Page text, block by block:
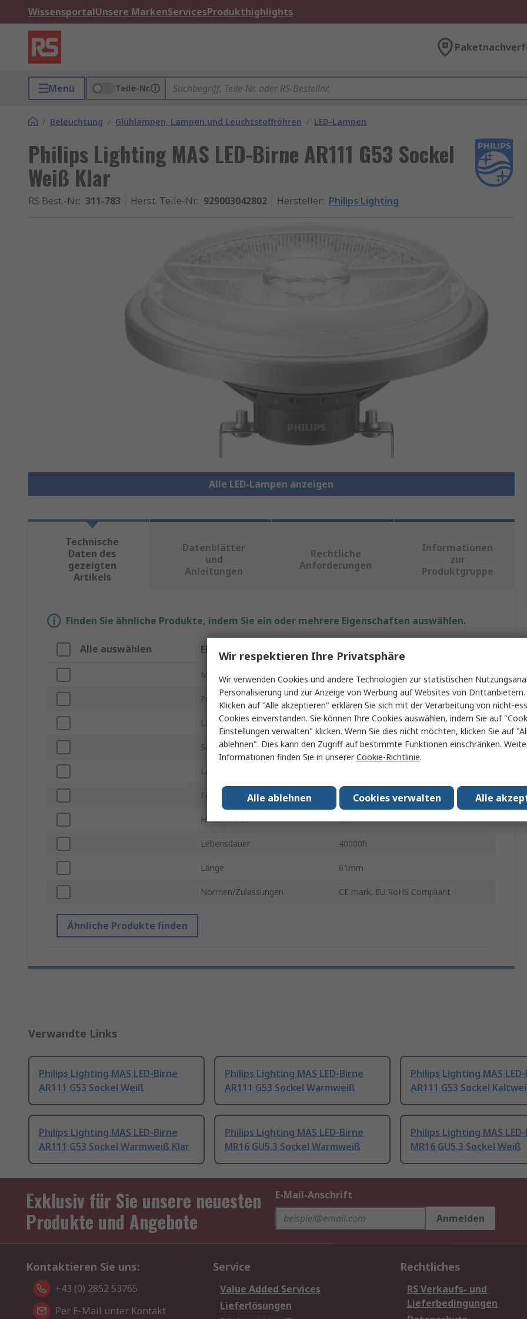
WissensportalUnsere MarkenServicesProdukthighlights
Menü Teile-Nr.
/ Beleuchtung / Glühlampen, Lampen und Leuchtstoffröhren / LED-Lampen
Philips Lighting MAS LED-Birne AR111 G53 Sockel
Weiß Klar
RS Best.-Nr.: 311-783 Herst. Teile-Nr.: 929003042802 Hersteller: Philips Lighting
Alle LED-Lampen anzeigen
Technische
Daten des
gezeigten
Artikels
Datenblätter
und
Anleitungen
Rechtliche
Anforderungen
Informationen
zur
Produktgruppe
Finden Sie ähnliche Produkte, indem Sie ein oder mehrere Eigenschaften auswählen.
Alle auswählen Eigenschaft Wert
Marke Philips Lighting
Produkt Typ LED-Birne
Lampensockel/Fassung G53
Serie MAS
Lampenform
Farbe Weiß
Haubenfarbe Klar
Lebensdauer 40000h
Länge 61mm
Normen/Zulassungen CE mark, EU RoHS Compliant
Ähnliche Produkte finden
Verwandte Links
Philips Lighting MAS LED-Birne
AR111 G53 Sockel Weiß
Philips Lighting MAS LED-Birne
AR111 G53 Sockel Warmweiß
Philips Lighting MAS
AR111 G53 Sockel
Philips Lighting MAS LED-Birne
AR111 G53 Sockel Warmweiß Klar
Philips Lighting MAS LED-Birne
MR16 GU5.3 Sockel Warmweiß
Philips Lighting MAS
MR16 GU5.3 Sockel Weiß
Exklusiv für Sie unsere neuesten
Produkte und Angebote
E-Mail-Anschrift
Anmelden
Kontaktieren Sie uns:
+43 (0) 2852 53765
Per E-Mail unter Kontakt
Service
Value Added Services
Lieferlösungen
Rechtliches
RS Verkaufs- und
Lieferbedingungen
Wir respektieren Ihre Privatsphäre
Wir verwenden Cookies und andere Technologien zur statistischen
Personalisierung und zur Anzeige von Werbung auf Websites von
Klicken auf "Alle akzeptieren" erklären Sie sich mit der Verarbeitung von nicht-
Cookies einverstanden. Sie können Ihre Cookies auswählen, indem Sie auf
Einstellungen verwalten" klicken. Wenn Sie dies nicht möchten, klicken Sie auf
ablehnen". Dies kann den Zugriff auf bestimmte Funktionen einschränken.
Informationen finden Sie in unsererCookie-Richtlinie.
Alle
Cookies verwalten
Alle ablehnen